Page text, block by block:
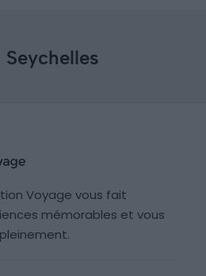
Voyage vous fait
mémorables et vous